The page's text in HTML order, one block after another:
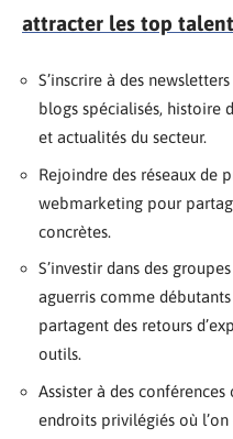
attracter les top
S’inscrire à des
blogs spécialisés, histoire
et actualités du secteur.
Rejoindre des réseaux de
webmarketing pour
concrètes.
S’investir dans des
aguerris comme
partagent des retours
outils.
Assister à des
endroits privilégiés où